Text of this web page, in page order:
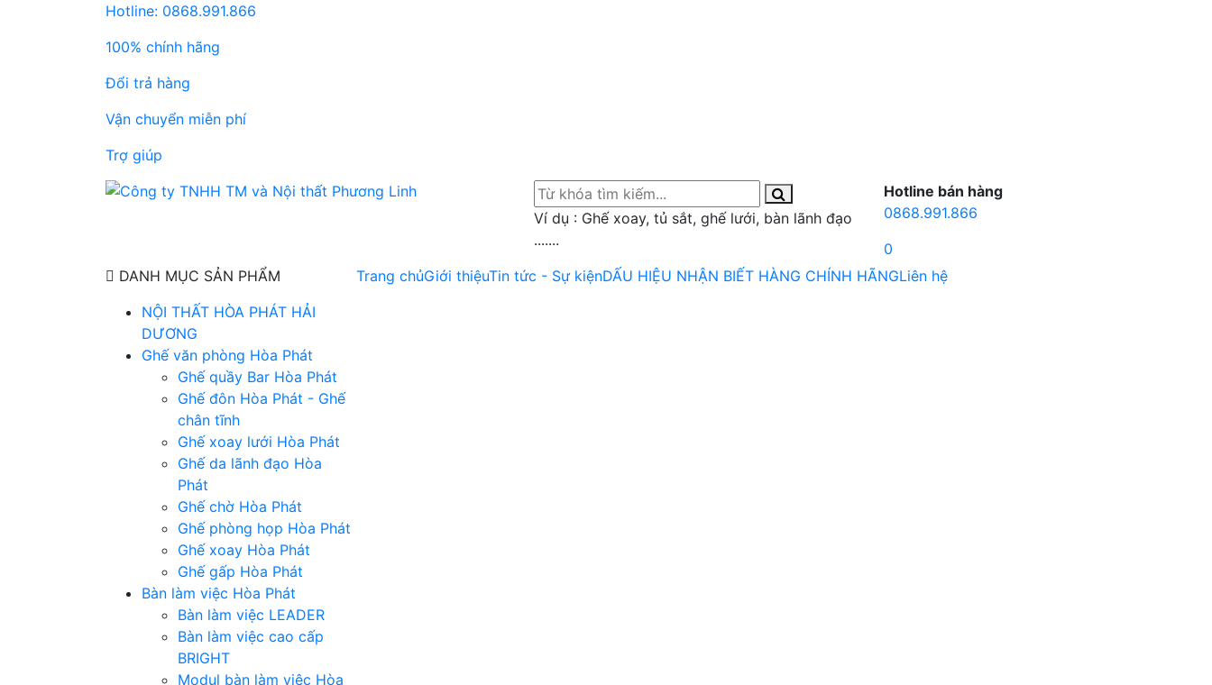
Hotline: 0868.991.866
100% chính hãng
Đổi trả hàng
Vận chuyển miễn phí
Trợ giúp
Ví dụ : Ghế xoay, tủ sắt, ghế lưới, bàn lãnh đạo
.......
Hotline bán hàng
0868.991.866
0
DANH MỤC SẢN PHẨM
NỘI THẤT HÒA PHÁT HẢI
DƯƠNG
Ghế văn phòng Hòa Phát
Ghế quầy Bar Hòa Phát
Ghế đôn Hòa Phát - Ghế
chân tĩnh
Ghế xoay lưới Hòa Phát
Ghế da lãnh đạo Hòa
Phát
Ghế chờ Hòa Phát
Ghế phòng họp Hòa Phát
Ghế xoay Hòa Phát
Ghế gấp Hòa Phát
Bàn làm việc Hòa Phát
Bàn làm việc LEADER
Bàn làm việc cao cấp
BRIGHT
Modul bàn làm việc Hòa
Trang chủGiới thiệuTin tức - Sự kiệnDẤU HIỆU NHẬN BIẾT HÀNG CHÍNH HÃNGLiên hệ